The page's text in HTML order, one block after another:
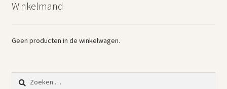
Winkelmand
Geen producten in de winkelwagen.
Zoeken